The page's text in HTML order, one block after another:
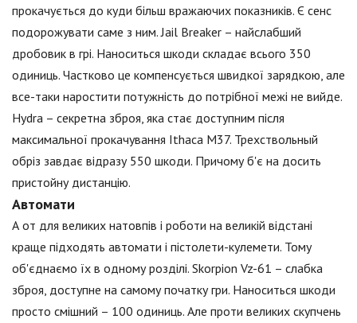
прокачується до куди більш вражаючих показників. Є сенс
подорожувати саме з ним. Jail Breaker – найслабший
дробовик в грі. Наноситься шкоди складає всього 350
одиниць. Частково це компенсується швидкої зарядкою, але
все-таки наростити потужність до потрібної межі не вийде.
Hydra – секретна зброя, яка стає доступним після
максимальної прокачування Ithaca M37. Трехствольный
обріз завдає відразу 550 шкоди. Причому б'є на досить
пристойну дистанцію.
Автомати
А от для великих натовпів і роботи на великій відстані
краще підходять автомати і пістолети-кулемети. Тому
об'єднаємо їх в одному розділі. Skorpion Vz-61 – слабка
зброя, доступне на самому початку гри. Наноситься шкоди
просто смішний – 100 одиниць. Але проти великих скупчень